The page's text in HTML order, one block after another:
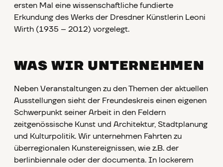
ersten Mal eine wissenschaftliche fundierte
Erkundung des Werks der Dresdner Künstlerin Leoni
Wirth (1935 – 2012) vorgelegt.
WAS WIR UNTERNEHMEN
Neben Veranstaltungen zu den Themen der aktuellen
Ausstellungen sieht der Freundeskreis einen eigenen
Schwerpunkt seiner Arbeit in den Feldern
zeitgenössische Kunst und Architektur, Stadtplanung
und Kulturpolitik. Wir unternehmen Fahrten zu
überregionalen Kunstereignissen, wie z.B. der
berlinbiennale oder der documenta. In lockerem